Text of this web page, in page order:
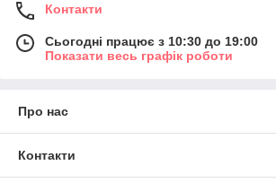
Контакти
Сьогодні працює з 10:30 до 19:00
Показати весь графік роботи
Про нас
Контакти